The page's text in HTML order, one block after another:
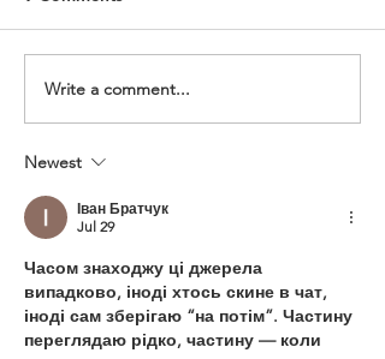
from members regarding the
Department’s notice of a
assigned to Los Padrinos
Write a comment...
Newest
Іван Братчук
Jul 29
Часом знаходжу ці джерела
випадково, іноді хтось скине в чат,
іноді сам зберігаю “на потім”. Частину
переглядаю рідко, частину — коли